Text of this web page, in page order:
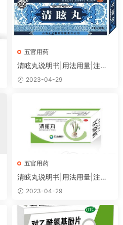
五官用药
清眩丸说明书|用法用量|注意
事项2023-04-29
五官用药
清眩丸说明书|用法用量|注意
事项2023-04-29